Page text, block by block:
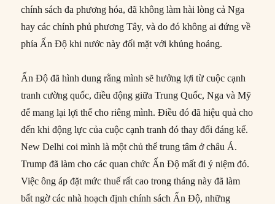
chính sách đa phương hóa, đã không làm hài lòng cả Nga
hay các chính phủ phương Tây, và do đó không ai đứng về
phía Ấn Độ khi nước này đối mặt với khủng hoảng.
Ấn Độ đã hình dung rằng mình sẽ hưởng lợi từ cuộc cạnh
tranh cường quốc, điều động giữa Trung Quốc, Nga và Mỹ
để mang lại lợi thế cho riêng mình. Điều đó đã hiệu quả cho
đến khi động lực của cuộc cạnh tranh đó thay đổi đáng kể.
New Delhi coi mình là một chủ thể trung tâm ở châu Á.
Trump đã làm cho các quan chức Ấn Độ mất đi ý niệm đó.
Việc ông áp đặt mức thuế rất cao trong tháng này đã làm
bất ngờ các nhà hoạch định chính sách Ấn Độ, những